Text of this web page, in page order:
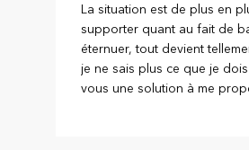
La situation est de plus en
supporter quant au fait de
éternuer, tout devient
je ne sais plus ce que je
vous une solution à me